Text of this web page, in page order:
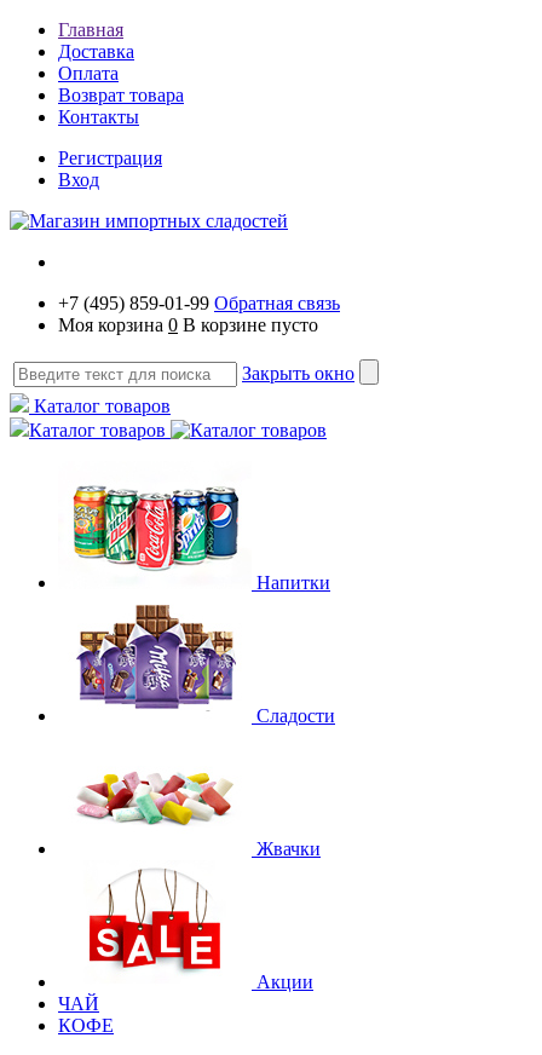
Главная
Доставка
Оплата
Возврат товара
Контакты
Регистрация
Вход
+7 (495) 859-01-99 Обратная связь
Моя корзина 0 В корзине пусто
Закрыть окно
Каталог товаров
Каталог товаров
Напитки
Сладости
Жвачки
Акции
ЧАЙ
КОФЕ